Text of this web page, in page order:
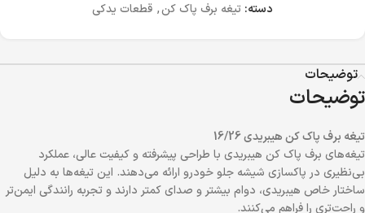
دسته: تیغه برف پاک کن, قطعات یدکی
توضیحات
توضیحات
تیغه برف پاک کن هیبریدی 16/26
تیغه‌های برف پاک کن هیبریدی با طراحی پیشرفته و کیفیت عالی، عملکرد
بی‌نظیری در پاکسازی شیشه جلو خودرو ارائه می‌دهند. این تیغه‌ها به دلیل
ساختار خاص هیبریدی، دوام بیشتر و صدای کمتر دارند و تجربه رانندگی ایمن‌تر
و راحت‌تری را فراهم می‌کنند.